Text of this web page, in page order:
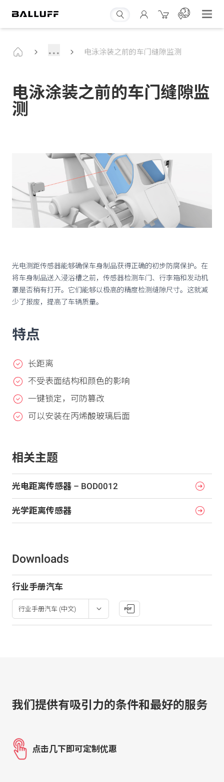
... 电泳涂装之前的车门缝隙监测
电泳涂装之前的车门缝隙监
测
光电测距传感器能够确保车身制品获得正确的初步防腐保护。在
将车身制品送入浸浴槽之前，传感器检测车门、行李箱和发动机
罩是否稍有打开。它们能够以极高的精度检测缝隙尺寸。这就减
少了报废，提高了车辆质量。
特点
长距离
不受表面结构和颜色的影响
一键锁定，可防篡改
可以安装在丙烯酸玻璃后面
相关主题
光电距离传感器 – BOD0012
光学距离传感器
Downloads
行业手册汽车
我们提供有吸引力的条件和最好的服务
点击几下即可定制优惠